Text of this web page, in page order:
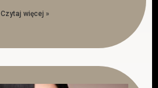
Czytaj więcej »